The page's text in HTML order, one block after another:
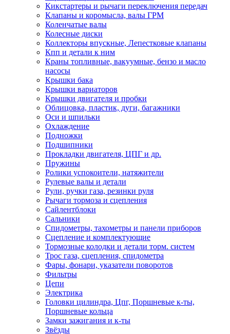
Кикстартеры и рычаги переключения передач
Клапаны и коромысла, валы ГРМ
Коленчатые валы
Колесные диски
Коллекторы впускные, Лепестковые клапаны
Кпп и детали к ним
Краны топливные, вакуумные, бензо и масло
насосы
Крышки бака
Крышки вариаторов
Крышки двигателя и пробки
Облицовка, пластик, дуги, багажники
Оси и шпильки
Охлаждение
Подножки
Подшипники
Прокладки двигателя, ЦПГ и др.
Пружины
Ролики успокоители, натяжители
Рулевые валы и детали
Рули, ручки газа, резинки руля
Рычаги тормоза и сцепления
Сайлентблоки
Сальники
Спидометры, тахометры и панели приборов
Сцепление и комплектующие
Тормозные колодки и детали торм. систем
Трос газа, сцепления, спидометра
Фары, фонари, указатели поворотов
Фильтры
Цепи
Электрика
Головки цилиндра, Цпг, Поршневые к-ты,
Поршневые кольца
Замки зажигания и к-ты
Звёзды